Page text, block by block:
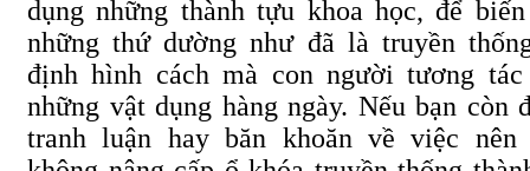
dụng những thành tựu khoa học, để
những thứ dường như đã là truyền
định hình cách mà con người tương
những vật dụng hàng ngày. Nếu bạn còn
tranh luận hay băn khoăn về việc nên